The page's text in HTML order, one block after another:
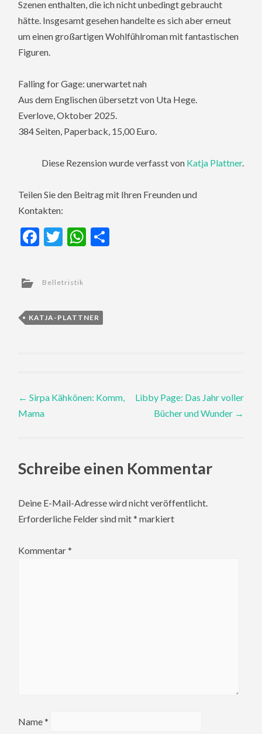
Szenen enthalten, die ich nicht unbedingt gebraucht
hätte. Insgesamt gesehen handelte es sich aber erneut
um einen großartigen Wohlfühlroman mit fantastischen
Figuren.
Falling for Gage: unerwartet nah
Aus dem Englischen übersetzt von Uta Hege.
Everlove, Oktober 2025.
384 Seiten, Paperback, 15,00 Euro.
Diese Rezension wurde verfasst von Katja Plattner.
Teilen Sie den Beitrag mit Ihren Freunden und
Kontakten:
Facebook
TwitterWhatsApp
Belletristik
KATJA-PLATTNER
Post
← Sirpa Kähkönen: Komm,
Mama
Libby Page: Das Jahr voller
Bücher und Wunder →
Schreibe einen Kommentar
Deine E-Mail-Adresse wird nicht veröffentlicht.
Erforderliche Felder sind mit* markiert
Kommentar*
Name*